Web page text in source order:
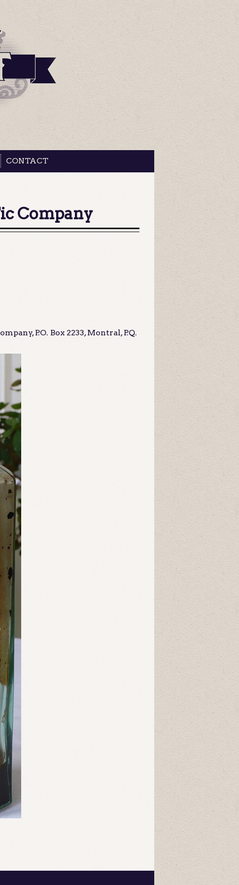
CONTACT
Company
P.O. Box 2233, Montral, P.Q.